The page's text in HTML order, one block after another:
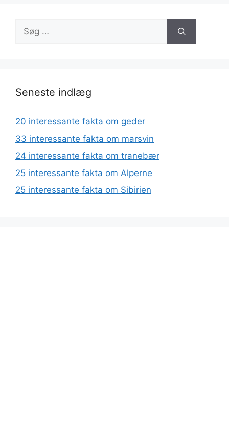
Søg
efter:
Seneste indlæg
20 interessante fakta om geder
33 interessante fakta om marsvin
24 interessante fakta om tranebær
25 interessante fakta om Alperne
25 interessante fakta om Sibirien